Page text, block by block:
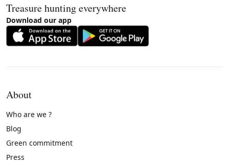
Treasure hunting everywhere
Download our app
About
Who are we ?
Blog
Green commitment
Press